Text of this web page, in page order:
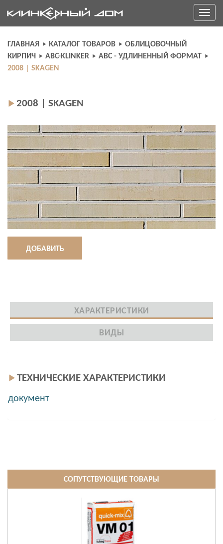
to
content
Toggle
ГЛАВНАЯ КАТАЛОГ ТОВАРОВ
ОБЛИЦОВОЧНЫЙ
КИРПИЧ
ABC-KLINKER
ABC - УДЛИНЕННЫЙ ФОРМАТ
2008 | SKAGEN
2008 | SKAGEN
ДОБАВИТЬ
ХАРАКТЕРИСТИКИ
ВИДЫ
ТЕХНИЧЕСКИЕ ХАРАКТЕРИСТИКИ
документ
СОПУТСТВУЮЩИЕ ТОВАРЫ